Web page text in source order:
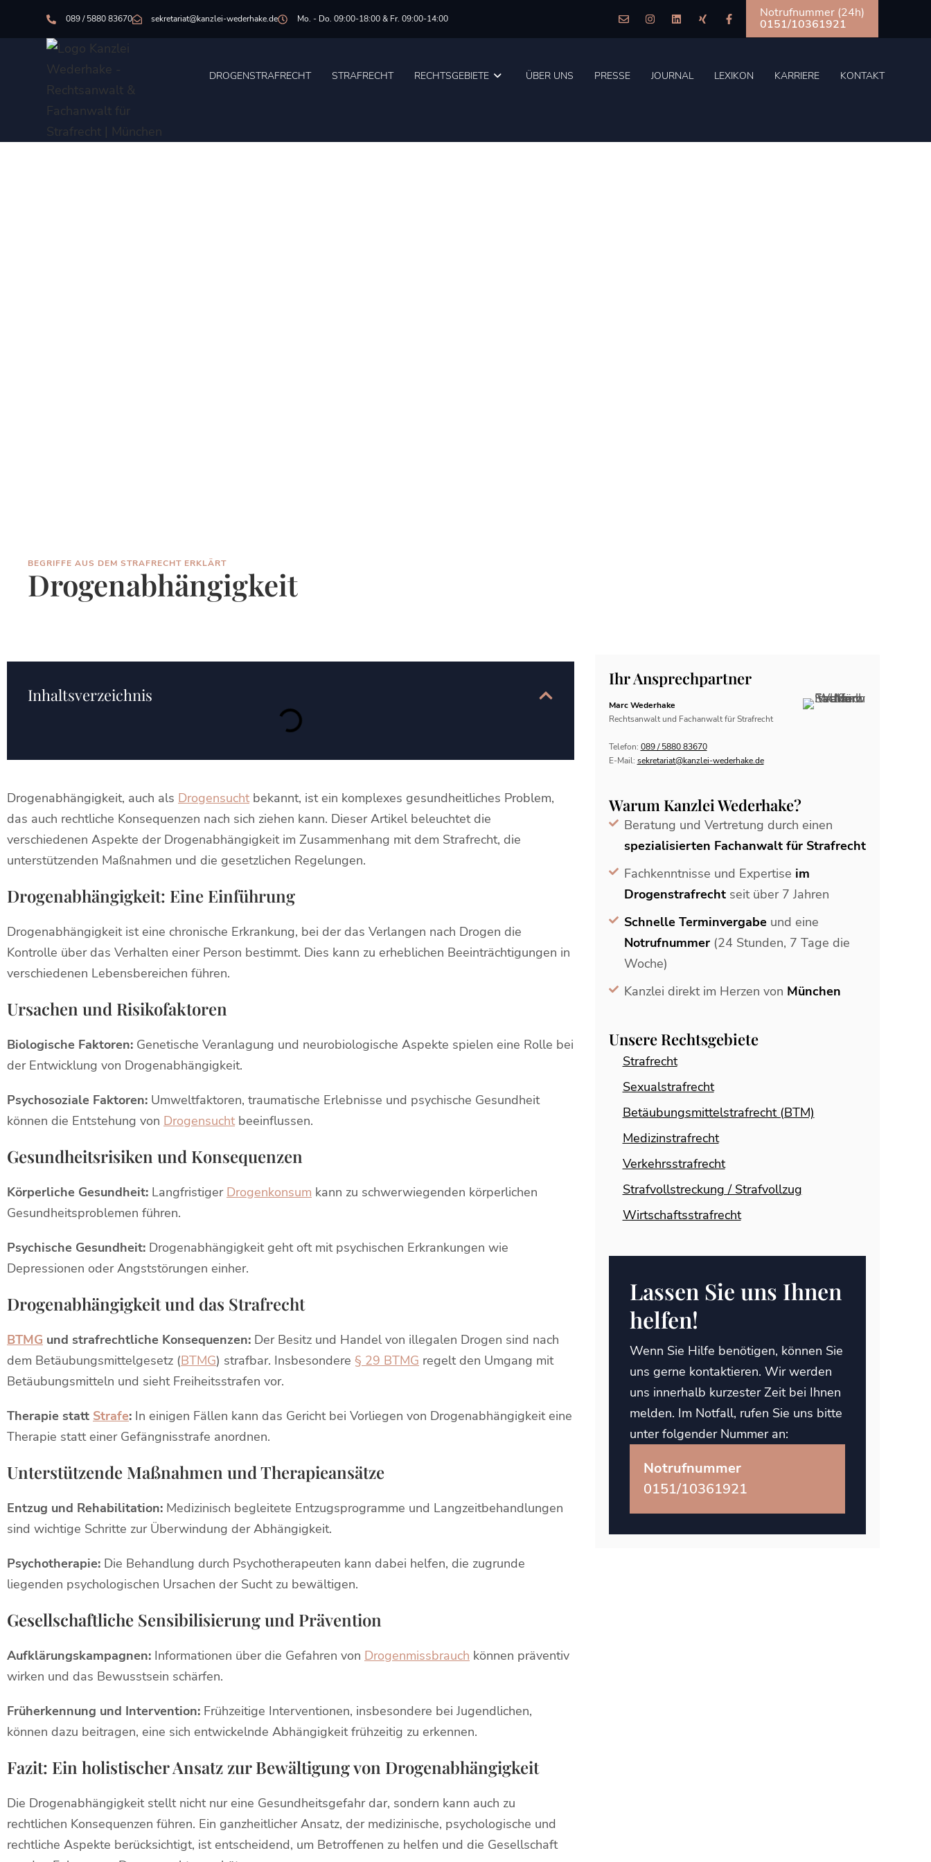
089 / 5880 83670 sekretariat@kanzlei-wederhake.de Mo. - Do. 09:00-18:00 & Fr. 09:00-14:00 Notrufnummer (24h)
0151/10361921
DROGENSTRAFRECHT STRAFRECHT RECHTSGEBIETE ÜBER UNS PRESSE JOURNAL LEXIKON KARRIERE KONTAKT
BEGRIFFE AUS DEM STRAFRECHT ERKLÄRT
Drogenabhängigkeit
Inhaltsverzeichnis
Drogenabhängigkeit, auch als Drogensuchtbekannt, ist ein komplexes gesundheitliches Problem,
das auch rechtliche Konsequenzen nach sich ziehen kann. Dieser Artikel beleuchtet die
verschiedenen Aspekte der Drogenabhängigkeit im Zusammenhang mit dem Strafrecht, die
unterstützenden Maßnahmen und die gesetzlichen Regelungen.
Drogenabhängigkeit: Eine Einführung
Drogenabhängigkeit ist eine chronische Erkrankung, bei der das Verlangen nach Drogen die
Kontrolle über das Verhalten einer Person bestimmt. Dies kann zu erheblichen Beeinträchtigungen in
verschiedenen Lebensbereichen führen.
Ursachen und Risikofaktoren
Biologische Faktoren: Genetische Veranlagung und neurobiologische Aspekte spielen eine Rolle bei
der Entwicklung von Drogenabhängigkeit.
Psychosoziale Faktoren: Umweltfaktoren, traumatische Erlebnisse und psychische Gesundheit
können die Entstehung von Drogensuchtbeeinflussen.
Gesundheitsrisiken und Konsequenzen
Körperliche Gesundheit: Langfristiger Drogenkonsum kann zu schwerwiegenden körperlichen
Gesundheitsproblemen führen.
Psychische Gesundheit: Drogenabhängigkeit geht oft mit psychischen Erkrankungen wie
Depressionen oder Angststörungen einher.
Drogenabhängigkeit und das Strafrecht
BTMG und strafrechtliche Konsequenzen: Der Besitz und Handel von illegalen Drogen sind nach
dem Betäubungsmittelgesetz (BTMG) strafbar. Insbesondere § 29 BTMG regelt den Umgang mit
Betäubungsmitteln und sieht Freiheitsstrafen vor.
Therapie statt Strafe: In einigen Fällen kann das Gericht bei Vorliegen von Drogenabhängigkeit eine
Therapie statt einer Gefängnisstrafe anordnen.
Unterstützende Maßnahmen und Therapieansätze
Entzug und Rehabilitation: Medizinisch begleitete Entzugsprogramme und Langzeitbehandlungen
sind wichtige Schritte zur Überwindung der Abhängigkeit.
Psychotherapie: Die Behandlung durch Psychotherapeuten kann dabei helfen, die zugrunde
liegenden psychologischen Ursachen der Sucht zu bewältigen.
Gesellschaftliche Sensibilisierung und Prävention
Aufklärungskampagnen: Informationen über die Gefahren von Drogenmissbrauch können präventiv
wirken und das Bewusstsein schärfen.
Früherkennung und Intervention: Frühzeitige Interventionen, insbesondere bei Jugendlichen,
können dazu beitragen, eine sich entwickelnde Abhängigkeit frühzeitig zu erkennen.
Fazit: Ein holistischer Ansatz zur Bewältigung von Drogenabhängigkeit
Die Drogenabhängigkeit stellt nicht nur eine Gesundheitsgefahr dar, sondern kann auch zu
rechtlichen Konsequenzen führen. Ein ganzheitlicher Ansatz, der medizinische, psychologische und
rechtliche Aspekte berücksichtigt, ist entscheidend, um Betroffenen zu helfen und die Gesellschaft
Ihr Ansprechpartner
Marc Wederhake
Rechtsanwalt und Fachanwalt für Strafrecht
Telefon: 089 / 5880 83670
E-Mail: sekretariat@kanzlei-wederhake.de
Warum Kanzlei Wederhake?
Beratung und Vertretung durch einen
spezialisierten Fachanwalt für Strafrecht
Fachkenntnisse und Expertise im
Drogenstrafrecht seit über 7 Jahren
Schnelle Terminvergabe und eine
Notrufnummer (24 Stunden, 7 Tage die
Woche)
Kanzlei direkt im Herzen von München
Unsere Rechtsgebiete
Strafrecht
Sexualstrafrecht
Betäubungsmittelstrafrecht (BTM)
Medizinstrafrecht
Verkehrsstrafrecht
Strafvollstreckung / Strafvollzug
Wirtschaftsstrafrecht
Lassen Sie uns Ihnen
helfen!
Wenn Sie Hilfe benötigen, können Sie
uns gerne kontaktieren. Wir werden
uns innerhalb kurzester Zeit bei Ihnen
melden. Im Notfall, rufen Sie uns bitte
unter folgender Nummer an:
Notrufnummer
0151/10361921